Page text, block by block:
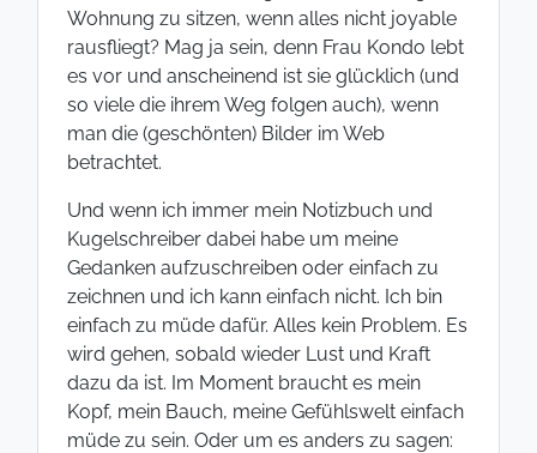
Wohnung zu sitzen, wenn alles nicht joyable
rausfliegt? Mag ja sein, denn Frau Kondo lebt
es vor und anscheinend ist sie glücklich (und
so viele die ihrem Weg folgen auch), wenn
man die (geschönten) Bilder im Web
betrachtet.
Und wenn ich immer mein Notizbuch und
Kugelschreiber dabei habe um meine
Gedanken aufzuschreiben oder einfach zu
zeichnen und ich kann einfach nicht. Ich bin
einfach zu müde dafür. Alles kein Problem. Es
wird gehen, sobald wieder Lust und Kraft
dazu da ist. Im Moment braucht es mein
Kopf, mein Bauch, meine Gefühlswelt einfach
müde zu sein. Oder um es anders zu sagen: